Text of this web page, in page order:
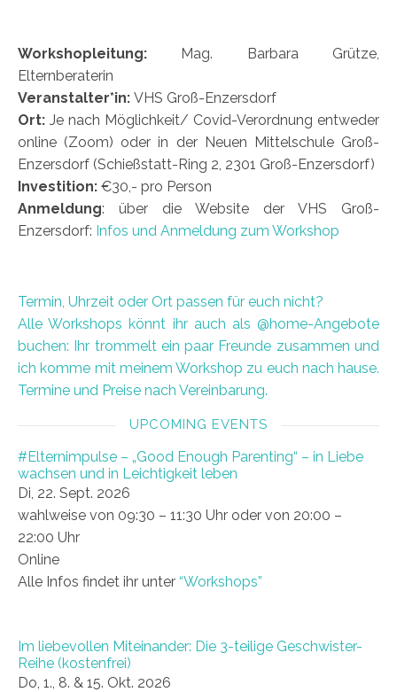
Workshopleitung: Mag. Barbara Grütze,
Elternberaterin
Veranstalter*in: VHS Groß-Enzersdorf
Ort: Je nach Möglichkeit/ Covid-Verordnung entweder
online (Zoom) oder in der Neuen Mittelschule Groß-
Enzersdorf (Schießstatt-Ring 2, 2301 Groß-Enzersdorf)
Investition: €30,- pro Person
Anmeldung: über die Website der VHS Groß-
Enzersdorf: Infos und Anmeldung zum Workshop
Termin, Uhrzeit oder Ort passen für euch nicht?
Alle Workshops könnt ihr auch als @home-Angebote
buchen: Ihr trommelt ein paar Freunde zusammen und
ich komme mit meinem Workshop zu euch nach hause.
Termine und Preise nach Vereinbarung.
UPCOMING EVENTS
#Elternimpulse – „Good Enough Parenting“ – in Liebe
wachsen und in Leichtigkeit leben
Di, 22. Sept. 2026
wahlweise von 09:30 – 11:30 Uhr oder von 20:00 –
22:00 Uhr
Online
Alle Infos findet ihr unter “Workshops”
Im liebevollen Miteinander: Die 3-teilige Geschwister-
Reihe (kostenfrei)
Do, 1., 8. & 15. Okt. 2026